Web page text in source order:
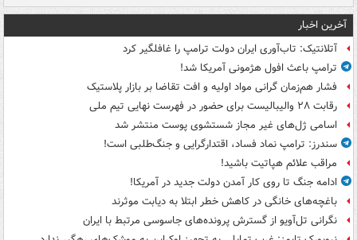
آخرین اخبار
آتلانتیک: تاب‌آوری ایران دولت ترامپ را غافلگیر کرد
ترامپ باعث افول هژمونی آمریکا شد!
فشار هم‌زمان گرانی مواد اولیه و افت تقاضا بر بازار پلاستیک
رقابت ۲۸ والیبالیست برای حضور در فهرست نهایی تیم ملی
اسامی ژل‌های غیر مجاز شستشوی پوست منتشر شد
سندرز: ترامپ نماد فساد، اقتدارگرایی و جنگ‌طلبی است!
مراقب علائم هپاتیت باشید!
ادامه جنگ تا روی کار آمدن دولت جدید در آمریکا!
باغچه‌های خانگی در کاهش خطر ابتلا به دیابت موثرند
نگرانی تل‌آویو از گسترش پرونده‌های جاسوسی مرتبط با ایران